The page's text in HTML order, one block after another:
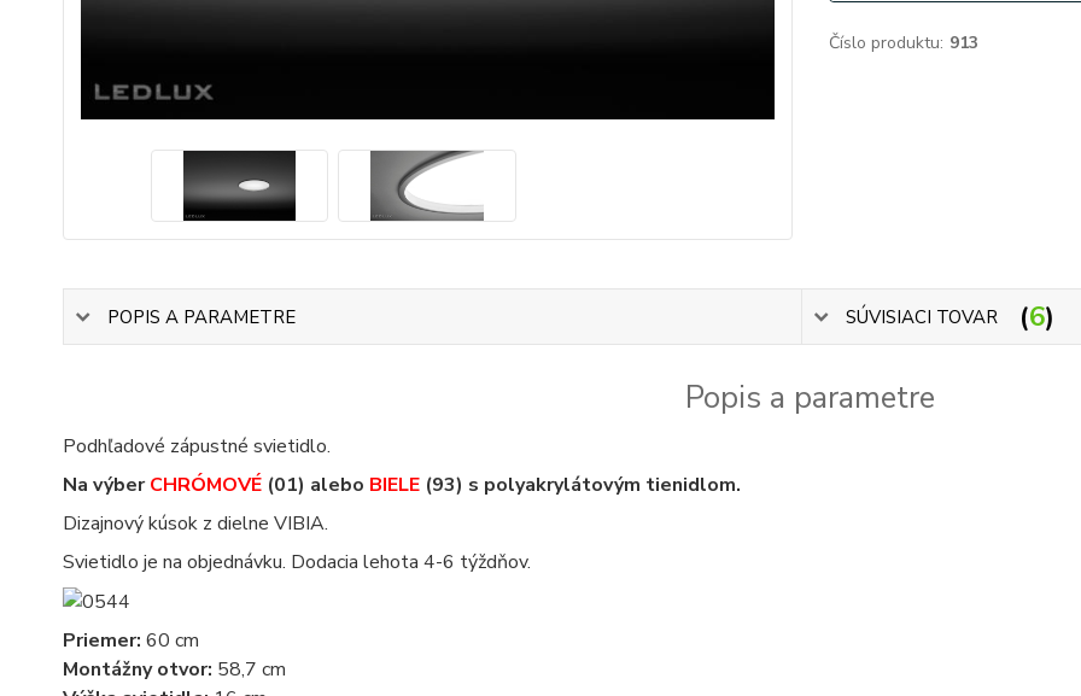
Číslo produktu: 913
POPIS A PARAMETRE SÚVISIACI TOVAR 6
Popis a parametre
Podhľadové zápustné svietidlo.
Na výberCHRÓMOVÉ (01) alebo BIELE (93) s polyakrylátovým tienidlom.
Dizajnový kúsok z dielne VIBIA.
Svietidlo je na objednávku. Dodacia lehota 4-6 týždňov.
Priemer: 60 cm
Montážny otvor: 58,7 cm